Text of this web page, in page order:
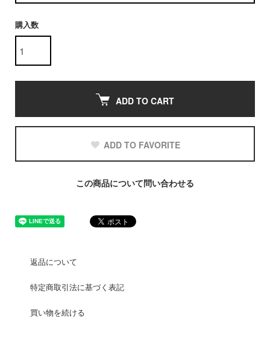
購入数
ADD TO CART
ADD TO FAVORITE
この商品について問い合わせる
返品について
特定商取引法に基づく表記
買い物を続ける